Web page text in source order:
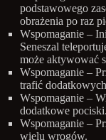
podstawowego
obrażenia po raz
Wspomaganie –
Seneszal
może aktywować
Wspomaganie –
trafić
Wspomaganie –
dodatkowe pociski.
Wspomaganie –
wielu wrogów.